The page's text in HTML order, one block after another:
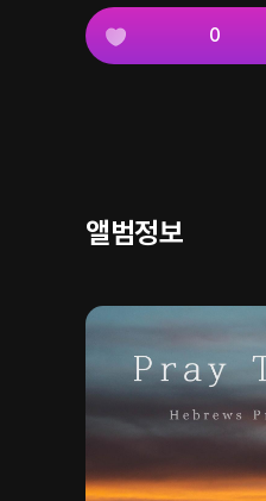
0
앨범정보